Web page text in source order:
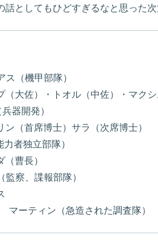
話としてもひどすぎるなと思った
ス（機甲部隊）
大佐）・トオル（中佐）・マクシ
器開発）
（首席博士）サラ（次席博士）
者独立部隊）
曹長）
察、諜報部隊）
ーティン（急造された調査隊）